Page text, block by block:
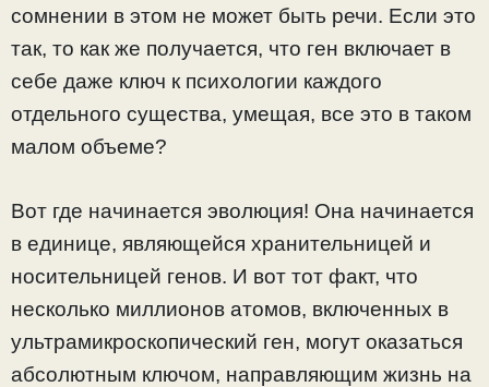
сомнении в этом не может быть речи. Если это
так, то как же получается, что ген включает в
себе даже ключ к психологии каждого
отдельного существа, умещая, все это в таком
малом объеме?
Вот где начинается эволюция! Она начинается
в единице, являющейся хранительницей и
носительницей генов. И вот тот факт, что
несколько миллионов атомов, включенных в
ультрамикроскопический ген, могут оказаться
абсолютным ключом, направляющим жизнь на